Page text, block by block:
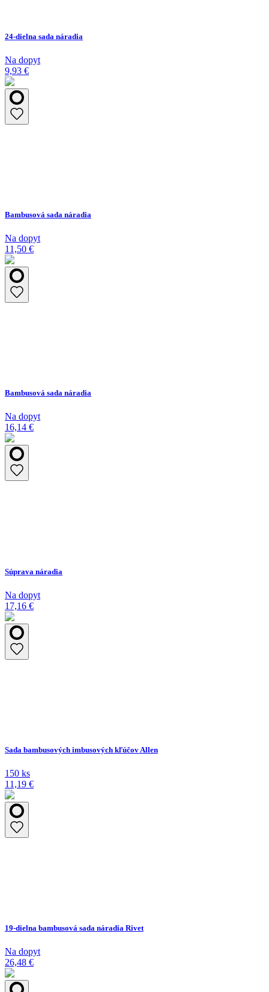
24-dielna sada náradia
Na dopyt
9,93 €
Bambusová sada náradia
Na dopyt
11,50 €
Bambusová sada náradia
Na dopyt
16,14 €
Súprava náradia
Na dopyt
17,16 €
Sada bambusových imbusových kľúčov Allen
150 ks
11,19 €
19-dielna bambusová sada náradia Rivet
Na dopyt
26,48 €